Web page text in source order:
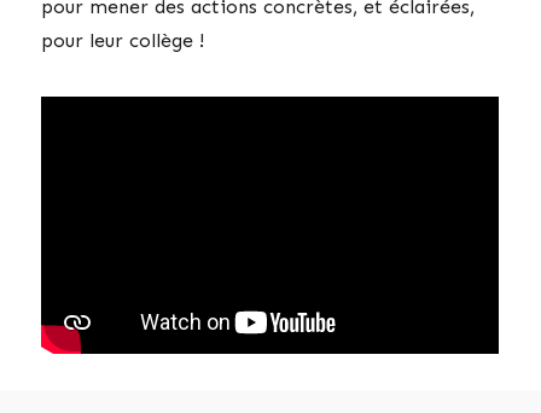
pour mener des actions concrètes, et éclairées,
pour leur collège !